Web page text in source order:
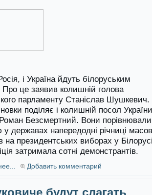
і Україна йдуть білоруським
це заявив колишній голова
парламенту Станіслав Шушкевич.
поділяє і колишній посол
Безсмертний. Вони порівнювали
у державах напередодні річниці
на президентських виборах у
затримала сотні демонстрантів.
Добавить комментарий
будут слагать